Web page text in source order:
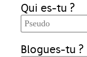
Qui es-tu ?
Blogues-tu ?